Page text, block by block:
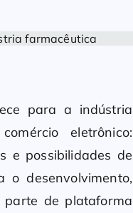
para a indústria
eletrônico:
e possibilidades de
o desenvolvimento,
de plataforma